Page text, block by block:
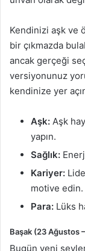
Kendinizi aşk ve
bir çıkmazda
ancak gerçeği
versiyonunuz
kendinize yer
Aşk: Aşk
yapın.
Sağlık:
Kariyer:
motive edin.
Para: Lüks
Başak (23 Ağustos
Bugün yeni